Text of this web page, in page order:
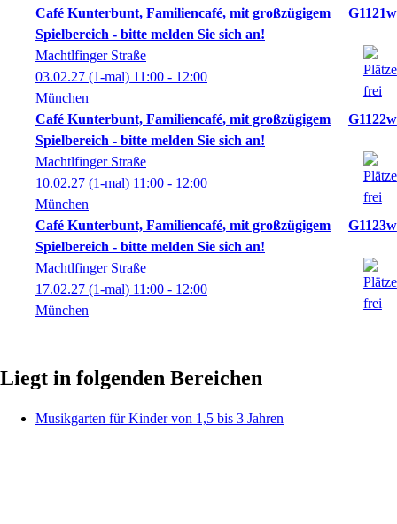
Café Kunterbunt, Familiencafé, mit großzügigem
Spielbereich - bitte melden Sie sich an!
G1121w
Machtlfinger Straße
03.02.27 (1-mal) 11:00 - 12:00
München
Café Kunterbunt, Familiencafé, mit großzügigem
Spielbereich - bitte melden Sie sich an!
G1122w
Machtlfinger Straße
10.02.27 (1-mal) 11:00 - 12:00
München
Café Kunterbunt, Familiencafé, mit großzügigem
Spielbereich - bitte melden Sie sich an!
G1123w
Machtlfinger Straße
17.02.27 (1-mal) 11:00 - 12:00
München
Liegt in folgenden Bereichen
Musikgarten für Kinder von 1,5 bis 3 Jahren